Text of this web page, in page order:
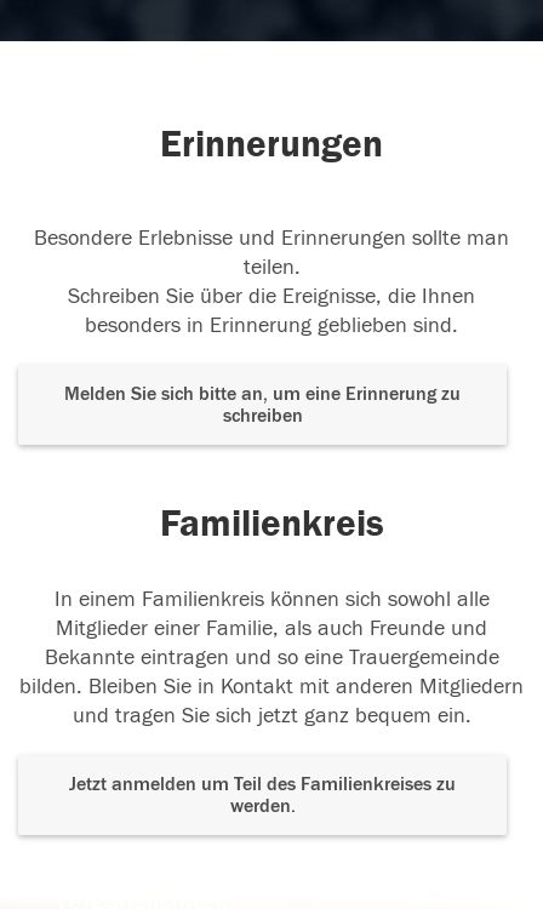
Erinnerungen
Besondere Erlebnisse und Erinnerungen sollte man
teilen.
Schreiben Sie über die Ereignisse, die Ihnen
besonders in Erinnerung geblieben sind.
Melden Sie sich bitte an, um eine Erinnerung zu
schreiben
Familienkreis
In einem Familienkreis können sich sowohl alle
Mitglieder einer Familie, als auch Freunde und
Bekannte eintragen und so eine Trauergemeinde
bilden. Bleiben Sie in Kontakt mit anderen Mitgliedern
und tragen Sie sich jetzt ganz bequem ein.
Jetzt anmelden um Teil des Familienkreises zu
werden.